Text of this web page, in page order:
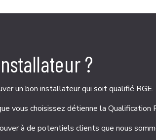
?
un bon installateur qui soit qualifié RGE.
vous choisissez détienne la Qualification
à de potentiels clients que nous